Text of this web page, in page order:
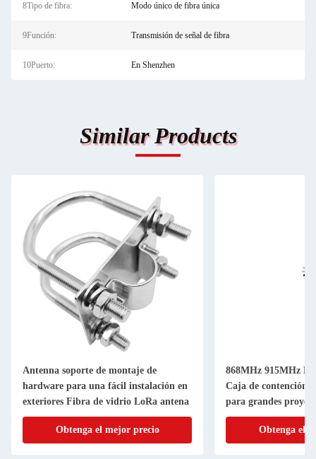
8Tipo de fibra: Modo único de fibra única
9Función: Transmisión de señal de fibra
10Puerto: En Shenzhen
Similar Products
Antenna soporte de montaje de
hardware para una fácil instalación en
exteriores Fibra de vidrio LoRa antena
Obtenga el mejor precio
868MHz 915MHz
Caja de contención
para grandes
Obtenga el